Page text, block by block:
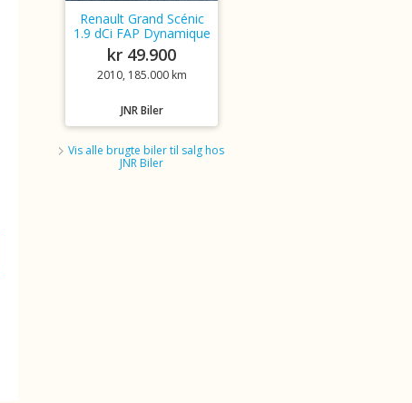
Renault Grand Scénic
1.9 dCi FAP Dynamique
kr 49.900
2010, 185.000 km
JNR Biler
Vis alle brugte biler til salg hos
JNR Biler